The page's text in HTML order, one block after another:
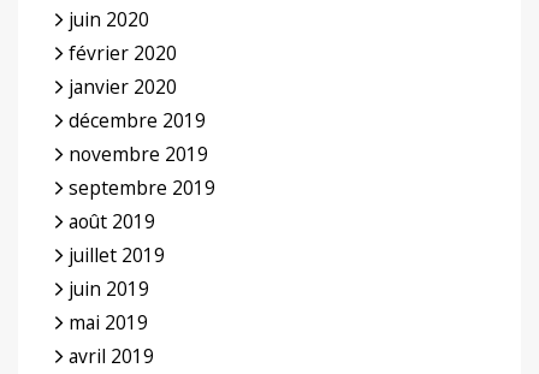
juin 2020
février 2020
janvier 2020
décembre 2019
novembre 2019
septembre 2019
août 2019
juillet 2019
juin 2019
mai 2019
avril 2019